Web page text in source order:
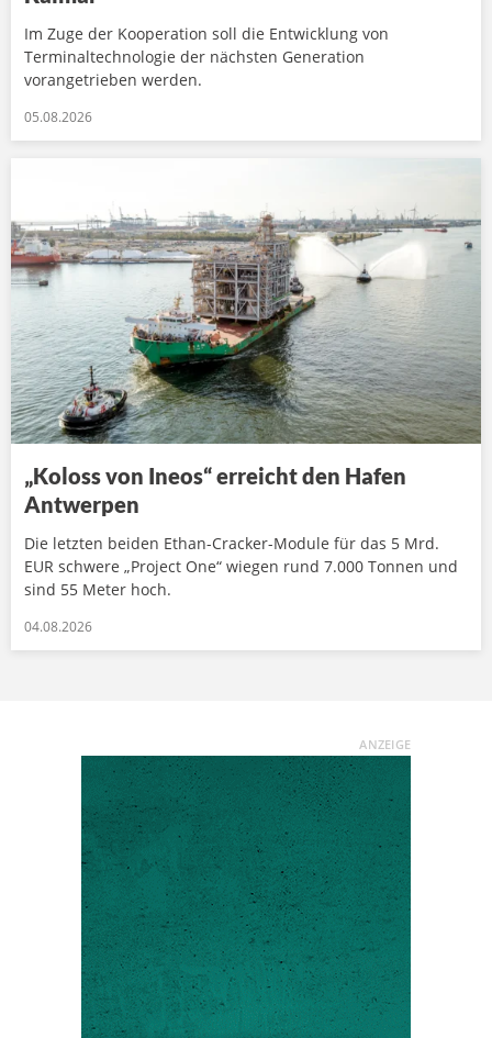
Im Zuge der Kooperation soll die Entwicklung von
Terminaltechnologie der nächsten Generation
vorangetrieben werden.
05.08.2026
„Koloss von Ineos“ erreicht den Hafen
Antwerpen
Die letzten beiden Ethan-Cracker-Module für das 5 Mrd.
EUR schwere „Project One“ wiegen rund 7.000 Tonnen und
sind 55 Meter hoch.
04.08.2026
ANZEIGE